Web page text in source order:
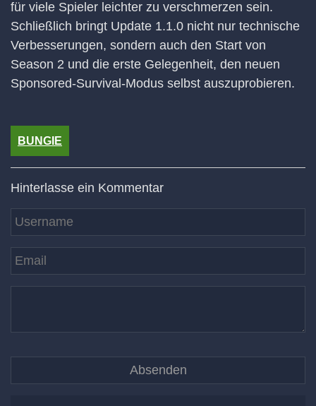
für viele Spieler leichter zu verschmerzen sein.
Schließlich bringt Update 1.1.0 nicht nur technische
Verbesserungen, sondern auch den Start von
Season 2 und die erste Gelegenheit, den neuen
Sponsored-Survival-Modus selbst auszuprobieren.
BUNGIE
Hinterlasse ein Kommentar